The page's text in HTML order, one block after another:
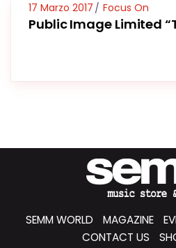
17 Marzo 2017 Focus On
Public Image Limited
SEMM WORLD MAGAZINE
CONTACT US